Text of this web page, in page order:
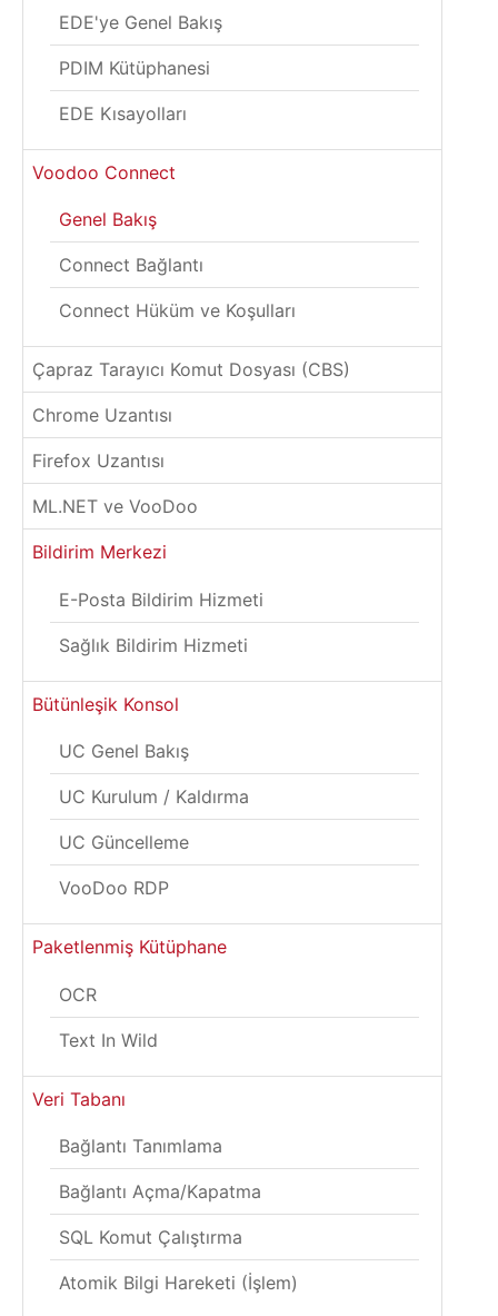
EDE'ye Genel Bakış
PDIM Kütüphanesi
EDE Kısayolları
Voodoo Connect
Genel Bakış
Connect Bağlantı
Connect Hüküm ve Koşulları
Çapraz Tarayıcı Komut Dosyası (CBS)
Chrome Uzantısı
Firefox Uzantısı
ML.NET ve VooDoo
Bildirim Merkezi
E-Posta Bildirim Hizmeti
Sağlık Bildirim Hizmeti
Bütünleşik Konsol
UC Genel Bakış
UC Kurulum / Kaldırma
UC Güncelleme
VooDoo RDP
Paketlenmiş Kütüphane
OCR
Text In Wild
Veri Tabanı
Bağlantı Tanımlama
Bağlantı Açma/Kapatma
SQL Komut Çalıştırma
Atomik Bilgi Hareketi (İşlem)